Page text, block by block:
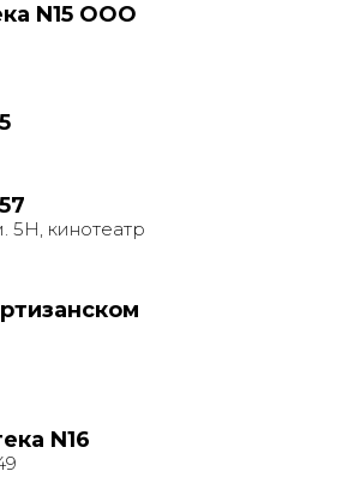
N15 ООО
5Н, кинотеатр
N16